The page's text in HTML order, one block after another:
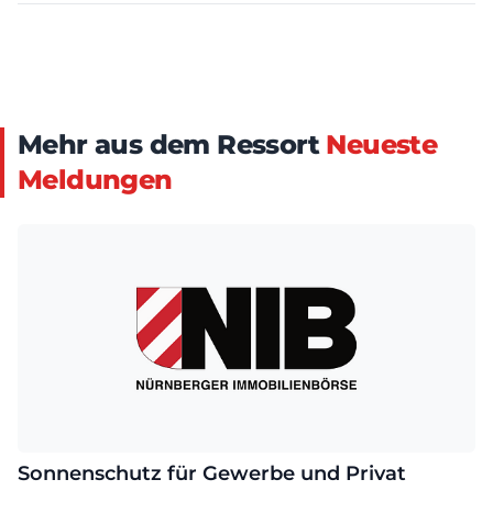
Mehr aus dem Ressort Neueste
Meldungen
Sonnenschutz für Gewerbe und Privat